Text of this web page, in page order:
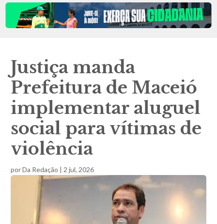
Justiça manda
Prefeitura de Maceió
implementar aluguel
social para vítimas de
violência
porDa Redação | 2 jul, 2026